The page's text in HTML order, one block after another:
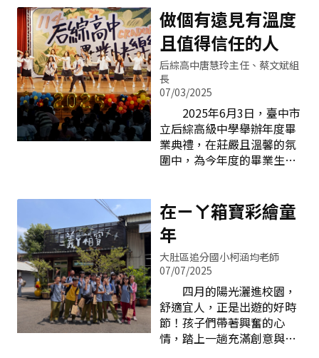
內設計闖關點與題目的應用
程式，學生只需使用行動裝
置，就能自行尋找任務並完
成挑戰，教師端也能即時監
控學生的進度。搭配
練，並讓學生體驗底火試拉
的操作，結合模擬火砲射擊
的震撼，讓參與的學生們感
受國軍平時戰備整備的努力
及辛勞。參訪射擊模擬館，
體驗在不同情境下進行射
擊，參與學生表示十分刺
激。裝備陳展介紹開心跟戰
車合照參觀隊史館射擊模擬
訓練體驗 隨著時代的進
步，日常隨處可見的便利商
商店，裡面販賣各式咖啡飲
料、餅乾、飯糰及微波加熱
食品，供官兵多樣化選擇，
不但拉
校園規劃動工，2001年正式
啟用，形成現代化且富教學
機能的校舍。 立新國中
自2000年成立以來，秉持校
訓「健康、快樂、成長、茁
壯、創新」，於2018年底規
劃成立「自造教育及科技中
心」，結合Maker精神與科
技課程，成為屯區內42所學
校的領航者之一，營造兼具
生活實踐與科技探究的校園
力。2024年底完工的活動中
心暨地下停車場，是校園景
觀與功能性升級的工程，配
置多功能球場與展演舞臺，
增添師生集會、社區共享空
間並兼顧停車與教育場域需
求。千呼萬喚始出來的活動
中心 校園設計有大片綠
地與造景；隨處可見的綠蔭
步道、寧靜角落，綠意盎
做個有遠見有溫度
且值得信任的人
后綜高中唐慧玲主任、蔡文斌組
長
07/03/2025
2025年6月3日，臺中市
立后綜高級中學舉辦年度畢
業典禮，在莊嚴且溫馨的氛
圍中，為今年度的畢業生畫
序幕，校園各處洋溢著濃厚
的祝福與離情。典禮現場賓
客雲集，師長、家長與同學
齊聚一堂，共同見證這感人
時刻。大螢幕輪播畢業生在
校生活的珍貴片段，從課堂
剪影、社團活動到校園點
滴，一幕幕熟悉的畫面勾起
無數回憶，師長們的祝福更
是讓現場不時傳出笑聲與感
在ㄧㄚ箱寶彩繪童
年
大肚區追分國小柯涵均老師
07/07/2025
四月的陽光灑進校園，
舒適宜人，正是出遊的好時
節！孩子們帶著興奮的心
情，踏上一趟充滿創意與探